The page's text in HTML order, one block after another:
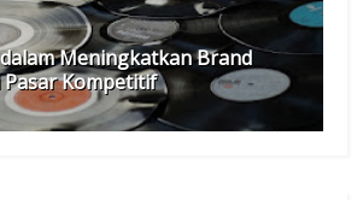
Meningkatkan Brand
Pasar Kompetitif